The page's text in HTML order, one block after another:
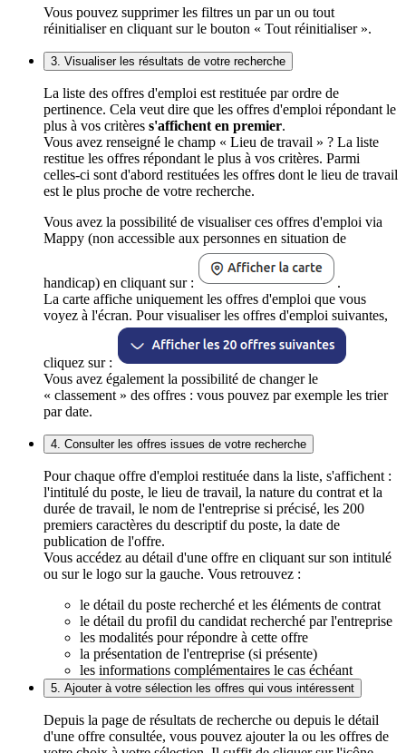
Vous pouvez supprimer les filtres un par un ou tout
réinitialiser en cliquant sur le bouton « Tout réinitialiser ».
3. Visualiser les résultats de votre recherche
La liste des offres d'emploi est restituée par ordre de
pertinence. Cela veut dire que les offres d'emploi répondant le
plus à vos critères s'affichent en premier.
Vous avez renseigné le champ « Lieu de travail » ? La liste
restitue les offres répondant le plus à vos critères. Parmi
celles-ci sont d'abord restituées les offres dont le lieu de travail
est le plus proche de votre recherche.
Vous avez la possibilité de visualiser ces offres d'emploi via
Mappy (non accessible aux personnes en situation de
handicap) en cliquant sur :
.
La carte affiche uniquement les offres d'emploi que vous
voyez à l'écran. Pour visualiser les offres d'emploi suivantes,
cliquez sur :
Vous avez également la possibilité de changer le
« classement » des offres : vous pouvez par exemple les trier
par date.
4. Consulter les offres issues de votre recherche
Pour chaque offre d'emploi restituée dans la liste, s'affichent :
l'intitulé du poste, le lieu de travail, la nature du contrat et la
durée de travail, le nom de l'entreprise si précisé, les 200
premiers caractères du descriptif du poste, la date de
publication de l'offre.
Vous accédez au détail d'une offre en cliquant sur son intitulé
ou sur le logo sur la gauche. Vous retrouvez :
le détail du poste recherché et les éléments de contrat
le détail du profil du candidat recherché par l'entreprise
les modalités pour répondre à cette offre
la présentation de l'entreprise (si présente)
les informations complémentaires le cas échéant
5. Ajouter à votre sélection les offres qui vous intéressent
Depuis la page de résultats de recherche ou depuis le détail
d'une offre consultée, vous pouvez ajouter la ou les offres de